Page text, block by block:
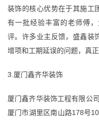
装饰的核心优势在于其施工
有一批经验丰富的老师傅
评。许多业主反馈，盛鑫装
增项和工期延误的问题，真正
3.厦门鑫齐华装饰
厦门鑫齐华装饰工程有限公
厦门市湖里区南山路178号